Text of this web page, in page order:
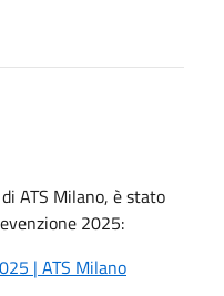
ATS Milano, è stato
2025:
| ATS Milano